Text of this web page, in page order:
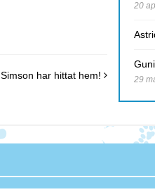
Simson har hittat hem!
20
29